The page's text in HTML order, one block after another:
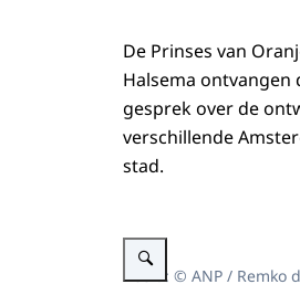
De Prinses van
Halsema
gesprek over de
verschillende
stad.
Vergroot afbeelding
Beeld: © ANP / Remko